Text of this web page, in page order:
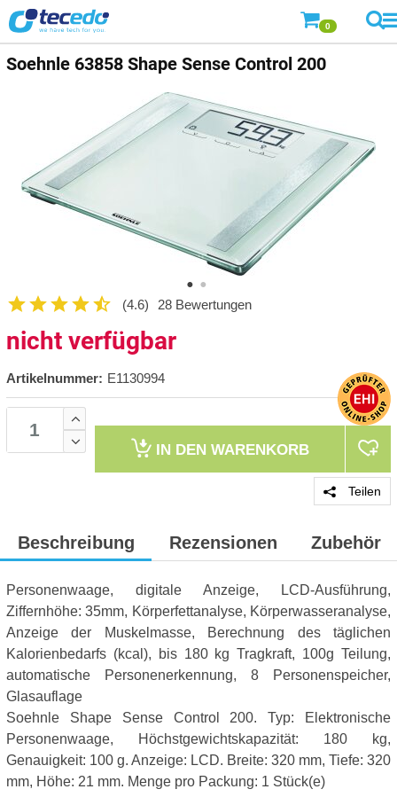
0
Soehnle 63858 Shape Sense Control 200
(4.6) 28 Bewertungen
nicht verfügbar
Artikelnummer: E1130994
IN DEN WARENKORB
Teilen
Beschreibung Rezensionen Zubehör
Personenwaage, digitale Anzeige, LCD-Ausführung,
Ziffernhöhe: 35mm, Körperfettanalyse, Körperwasseranalyse,
Anzeige der Muskelmasse, Berechnung des täglichen
Kalorienbedarfs (kcal), bis 180 kg Tragkraft, 100g Teilung,
automatische Personenerkennung, 8 Personenspeicher,
Glasauflage
Soehnle Shape Sense Control 200. Typ: Elektronische
Personenwaage, Höchstgewichtskapazität: 180 kg,
Genauigkeit: 100 g. Anzeige: LCD. Breite: 320 mm, Tiefe: 320
mm, Höhe: 21 mm. Menge pro Packung: 1 Stück(e)